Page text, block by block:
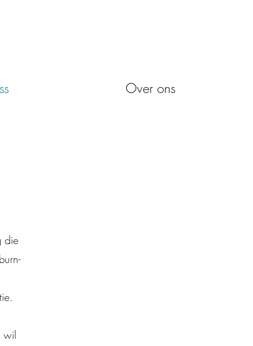
Over ons
die
wil